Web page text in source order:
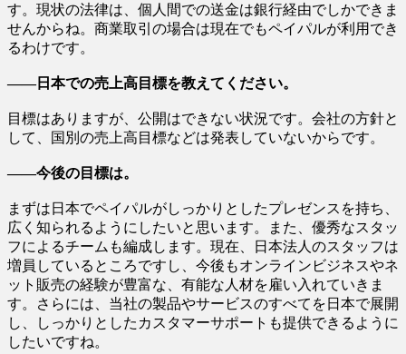
す。現状の法律は、個人間での送金は銀行経由でしかできま
せんからね。商業取引の場合は現在でもペイパルが利用でき
るわけです。
――日本での売上高目標を教えてください。
目標はありますが、公開はできない状況です。会社の方針と
して、国別の売上高目標などは発表していないからです。
――今後の目標は。
まずは日本でペイパルがしっかりとしたプレゼンスを持ち、
広く知られるようにしたいと思います。また、優秀なスタッ
フによるチームも編成します。現在、日本法人のスタッフは
増員しているところですし、今後もオンラインビジネスやネ
ット販売の経験が豊富な、有能な人材を雇い入れていきま
す。さらには、当社の製品やサービスのすべてを日本で展開
し、しっかりとしたカスタマーサポートも提供できるように
したいですね。